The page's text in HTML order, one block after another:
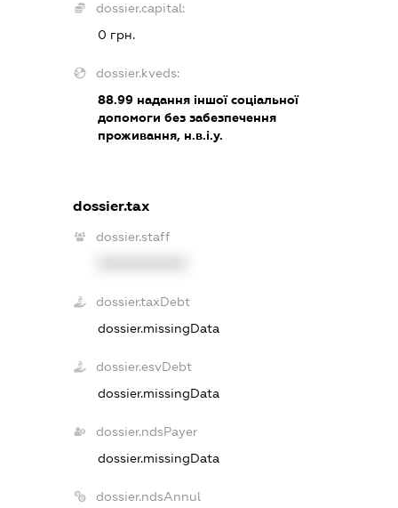
dossier.capital:
0 грн.
dossier.kveds:
88.99 надання іншої соціальної
допомоги без забезпечення
проживання, н.в.і.у.
dossier.tax
dossier.staff
dossier.taxDebt
dossier.missingData
dossier.esvDebt
dossier.missingData
dossier.ndsPayer
dossier.missingData
dossier.ndsAnnul